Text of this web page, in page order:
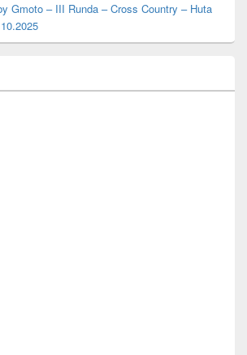
Gmoto – III Runda – Cross Country – Huta